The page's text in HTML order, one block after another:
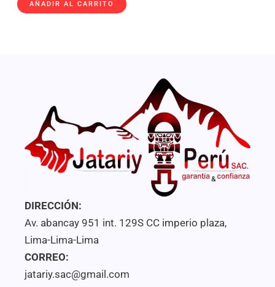
con
0
AÑADIR AL CARRITO
DIRECCIÓN:
Av. abancay 951 int. 129S CC imperio plaza,
Lima-Lima-Lima
CORREO:
jatariy.sac@gmail.com